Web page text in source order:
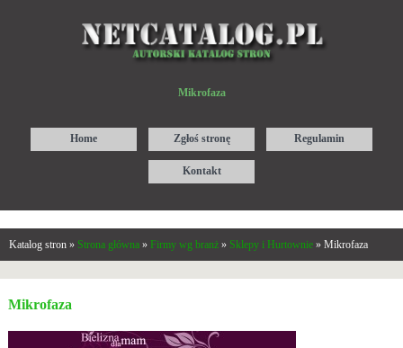
Mikrofaza
Home Zgłoś stronę Regulamin
Kontakt
Katalog stron » Strona główna » Firmy wg branż » Sklepy i Hurtownie » Mikrofaza
Mikrofaza